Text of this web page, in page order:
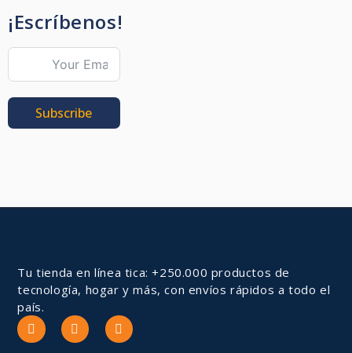
¡Escríbenos!
Subscribe
Tu tienda en línea tica: +250.000 productos de
tecnología, hogar y más, con envíos rápidos a todo el
país.